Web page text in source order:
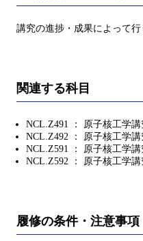
講究の進捗・成果によって行
関連する科目
NCL.Z491 ： 原子核工学講
NCL.Z492 ： 原子核工学講
NCL.Z591 ： 原子核工学講
NCL.Z592 ： 原子核工学講
履修の条件・注意事項